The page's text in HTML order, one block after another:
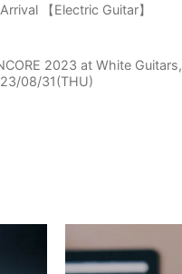
【Electric Guitar】
2023 at White Guitars,
08/31(THU)